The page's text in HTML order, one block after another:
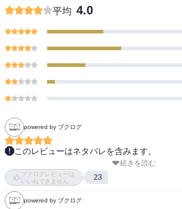
していくことが必要です。
本書では、人気漢方薬剤師が、そのための食べ
生活習慣の改善方法をお伝えしていきます。
どれも手軽に取り入れられるものばかりですの
第一章 その不調の原因は、すべて血流にあっ
第二章 「つくる・増やす・流す」であなたの
第三章 血をしっかりつくるための食べ方 １
第四章 元気な血を増やすための眠り方 ６つ
第五章 「静脈」の血流をよくするための生
第六章 心と体の悩みは血流がすべて解決する
平均 4.0
powered by ブクログ
このレビューはネタバレを含みます。
心と体のすべての悩みの原因は「血流」にある
出雲大社の門前で大正時代から続く老舗漢方薬
佳さんは、婦人科系の分野を専門とし、日々大
続きを読む
ブクログレビューは
いいねできません
23
powered by ブクログ